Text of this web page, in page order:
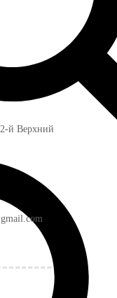
й Верхний